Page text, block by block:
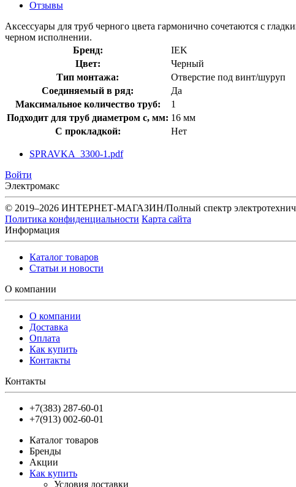
Отзывы
Аксессуары для труб черного цвета гармонично сочетаются с
черном исполнении.
Бренд:
IEK
Цвет:
Черный
Тип монтажа:
Отверстие под винт/шуруп
Соединяемый в ряд:
Да
Максимальное количество труб:
1
Подходит для труб диаметром с, мм: 16 мм
С прокладкой:
Нет
SPRAVKA_3300-1.pdf
Войти
Электромакс
© 2019–2026 ИНТЕРНЕТ-МАГАЗИН/Полный спектр
Политика конфиденциальности Карта сайта
Информация
Каталог товаров
Статьи и новости
О компании
О компании
Доставка
Оплата
Как купить
Контакты
Контакты
+7(383) 287-60-01
+7(913) 002-60-01
Каталог товаров
Бренды
Акции
Как купить
Условия доставки